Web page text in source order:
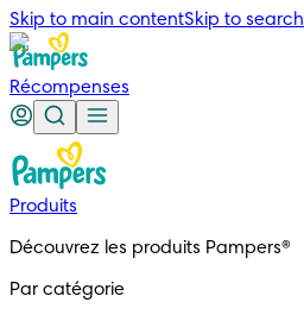
Skip to main contentSkip to search
Récompenses
Produits
Découvrez les produits Pampers®
Par catégorie